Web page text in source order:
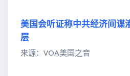
美国会听证称中共经济间谍
层
来源：VOA美国之音